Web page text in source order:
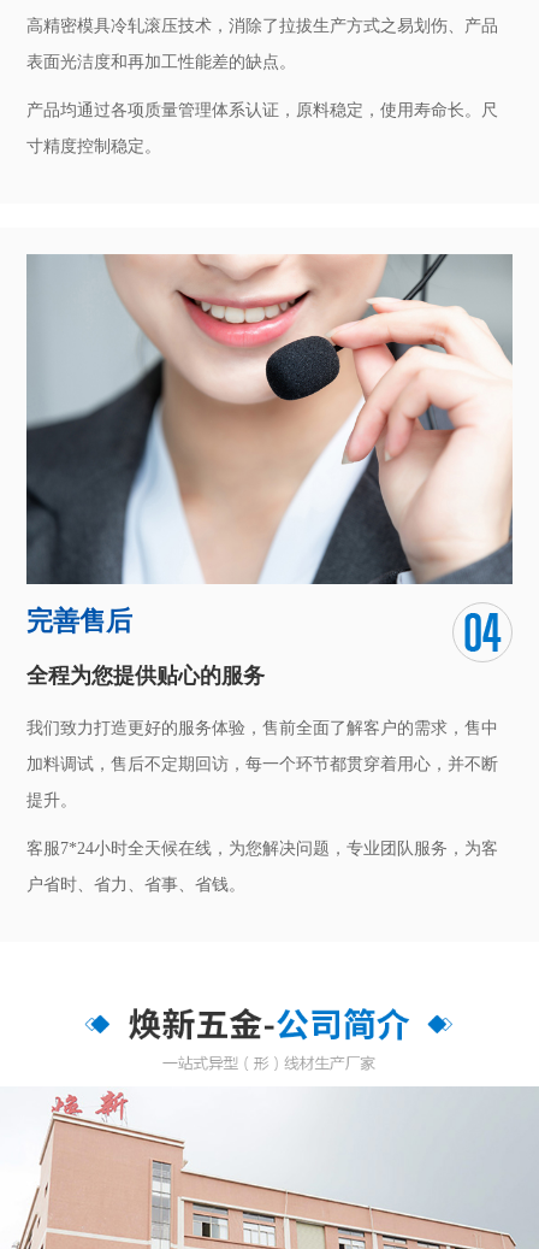
高精密模具冷轧滚压技术，消除了拉拔生产方式之易划伤、产品
表面光洁度和再加工性能差的缺点。
产品均通过各项质量管理体系认证，原料稳定，使用寿命长。尺
寸精度控制稳定。
完善售后
全程为您提供贴心的服务
我们致力打造更好的服务体验，售前全面了解客户的需求，售中
加料调试，售后不定期回访，每一个环节都贯穿着用心，并不断
提升。
客服7*24小时全天候在线，为您解决问题，专业团队服务，为客
户省时、省力、省事、省钱。